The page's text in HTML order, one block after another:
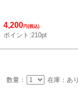
4,200円(税込)
ポイント:210pt
数量： 在庫：あり